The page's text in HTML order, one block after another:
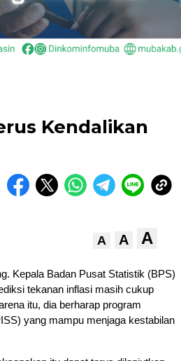
Kendalikan
A A A
Kepala Badan Pusat Statistik (BPS)
tekanan inflasi masih cukup
itu, dia berharap program
yang mampu menjaga kestabilan